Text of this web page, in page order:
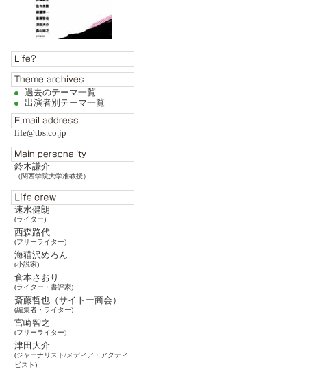
過去のテーマ一覧
出演者別テーマ一覧
life@tbs.co.jp
鈴木謙介
（関西学院大学准教授）
速水健朗
(ライター)
西森路代
(フリーライター)
海猫沢めろん
(小説家)
倉本さおり
(ライター・書評家)
斎藤哲也（サイトー商会）
(編集者・ライター)
宮崎智之
(フリーライター)
津田大介
(ジャーナリスト/メディア・アクティ
ビスト)